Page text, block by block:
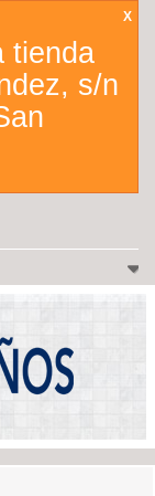
tienda
s/n
X